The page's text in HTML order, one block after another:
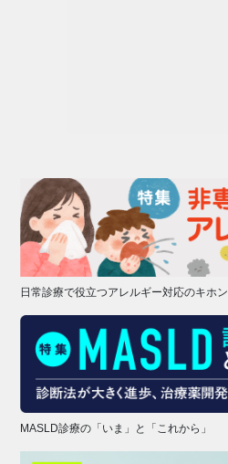
日常診療で役立つアレルギー対応のキホン
MASLD診療の「いま」と「これから」